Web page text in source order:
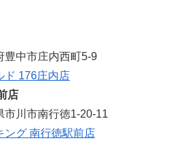
豊中市庄内西町5-9
ド 176庄内店
店
市川市南行徳1-20-11
ング 南行徳駅前店